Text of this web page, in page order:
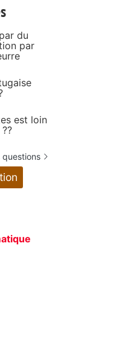
du
par
est loin
questions